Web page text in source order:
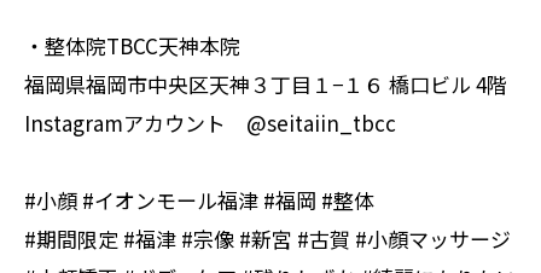
・整体院TBCC天神本院
福岡県福岡市中央区天神３丁目１−１６ 橋口ビル 4階
Instagramアカウント @seitaiin_tbcc
#小顔 #イオンモール福津 #福岡 #整体
#期間限定 #福津 #宗像 #新宮 #古賀 #小顔マッサージ